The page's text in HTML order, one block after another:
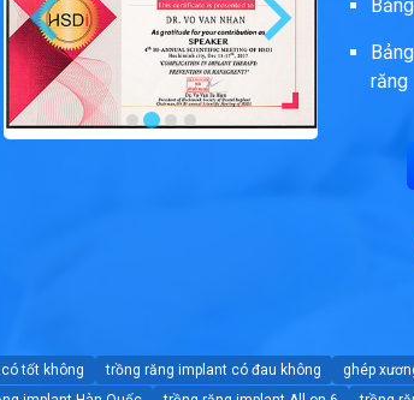
răng
tốt không trồng răng implant có đau không ghép